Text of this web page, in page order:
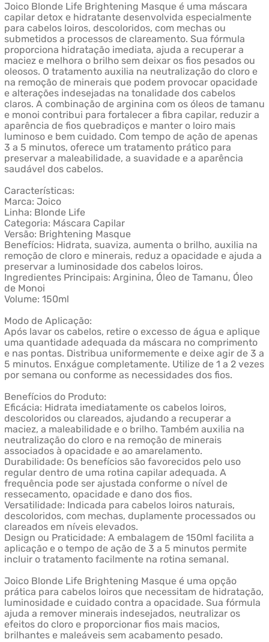
Joico Blonde Life Brightening Masque é uma máscara
capilar detox e hidratante desenvolvida especialmente
para cabelos loiros, descoloridos, com mechas ou
submetidos a processos de clareamento. Sua fórmula
proporciona hidratação imediata, ajuda a recuperar a
maciez e melhora o brilho sem deixar os fios pesados ou
oleosos. O tratamento auxilia na neutralização do cloro e
na remoção de minerais que podem provocar opacidade
e alterações indesejadas na tonalidade dos cabelos
claros. A combinação de arginina com os óleos de tamanu
e monoi contribui para fortalecer a fibra capilar, reduzir a
aparência de fios quebradiços e manter o loiro mais
luminoso e bem cuidado. Com tempo de ação de apenas
3 a 5 minutos, oferece um tratamento prático para
preservar a maleabilidade, a suavidade e a aparência
saudável dos cabelos.
Características:
Marca: Joico
Linha: Blonde Life
Categoria: Máscara Capilar
Versão: Brightening Masque
Benefícios: Hidrata, suaviza, aumenta o brilho, auxilia na
remoção de cloro e minerais, reduz a opacidade e ajuda a
preservar a luminosidade dos cabelos loiros.
Ingredientes Principais: Arginina, Óleo de Tamanu, Óleo
de Monoi
Volume: 150ml
Modo de Aplicação:
Após lavar os cabelos, retire o excesso de água e aplique
uma quantidade adequada da máscara no comprimento
e nas pontas. Distribua uniformemente e deixe agir de 3 a
5 minutos. Enxágue completamente. Utilize de 1 a 2 vezes
por semana ou conforme as necessidades dos fios.
Benefícios do Produto:
Eficácia: Hidrata imediatamente os cabelos loiros,
descoloridos ou clareados, ajudando a recuperar a
maciez, a maleabilidade e o brilho. Também auxilia na
neutralização do cloro e na remoção de minerais
associados à opacidade e ao amarelamento.
Durabilidade: Os benefícios são favorecidos pelo uso
regular dentro de uma rotina capilar adequada. A
frequência pode ser ajustada conforme o nível de
ressecamento, opacidade e dano dos fios.
Versatilidade: Indicada para cabelos loiros naturais,
descoloridos, com mechas, duplamente processados ou
clareados em níveis elevados.
Design ou Praticidade: A embalagem de 150ml facilita a
aplicação e o tempo de ação de 3 a 5 minutos permite
incluir o tratamento facilmente na rotina semanal.
Joico Blonde Life Brightening Masque é uma opção
prática para cabelos loiros que necessitam de hidratação,
luminosidade e cuidado contra a opacidade. Sua fórmula
ajuda a remover minerais indesejados, neutralizar os
efeitos do cloro e proporcionar fios mais macios,
brilhantes e maleáveis sem acabamento pesado.